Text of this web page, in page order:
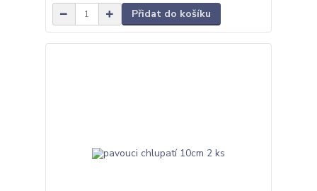
Přidat do košíku